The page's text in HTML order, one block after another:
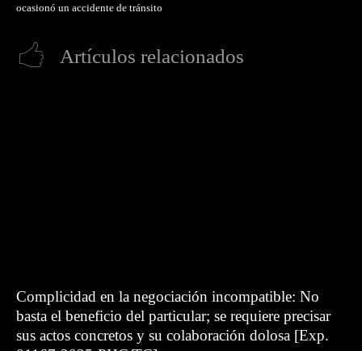
ocasionó un accidente de tránsito
Artículos relacionados
Complicidad en la negociación incompatible: No
basta el beneficio del particular; se requiere precisar
sus actos concretos y su colaboración dolosa [Exp.